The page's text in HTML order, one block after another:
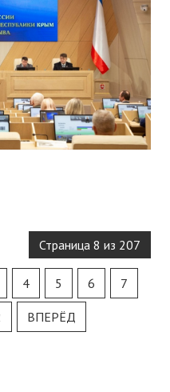
Страница 8 из 207
4 5 6 7
ВПЕРЁД